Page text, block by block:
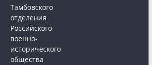
Тамбовского
отделения
Российского
военно-
исторического
общества